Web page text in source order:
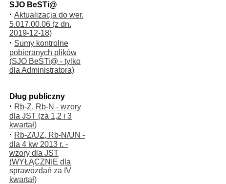
SJO BeSTi@
· Aktualizacja do wer.
5.017.00.06 (z dn.
2019-12-18)
· Sumy kontrolne
pobieranych plików
(SJO BeSTi@ - tylko
dla Administratora)
Dług publiczny
· Rb-Z, Rb-N - wzory
dla JST (za 1,2 i 3
kwartał)
· Rb-Z/UZ, Rb-N/UN -
dla 4 kw 2013 r. -
wzory dla JST
(WYŁĄCZNIE dla
sprawozdań za IV
kwartał)